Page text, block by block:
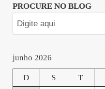
PROCURE NO BLOG
junho 2026
D S T